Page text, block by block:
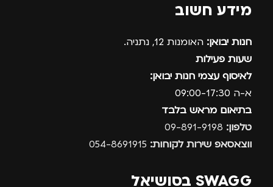
מידע חשוב
חנות יבואן: האומנות 12, נתניה.
שעות פעילות
לאיסוף עצמי חנות יבואן:
א-ה 09:00-17:30
בתיאום מראש בלבד
טלפון:
ווצאסאפ שירות לקוחות:
SWAGG בסושיאל